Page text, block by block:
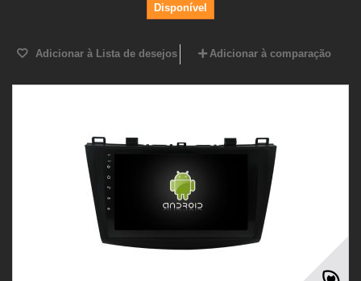
Disponível
Adicionar à Lista de desejos Adicionar à comparação